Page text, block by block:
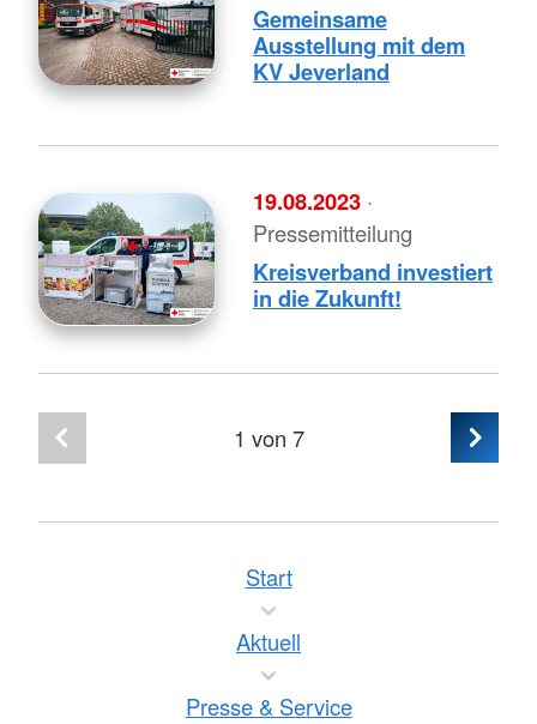
Gemeinsame
Ausstellung mit dem
KV Jeverland
19.08.2023 ·
Pressemitteilung
Kreisverband investiert
in die Zukunft!
1 von 7
Start
Aktuell
Presse & Service